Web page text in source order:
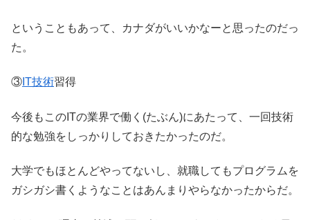
ということもあって、カナダがいいかなーと思ったのだっ
た。
③ IT技術習得
今後もこのITの業界で働く(たぶん)にあたって、一回技術
的な勉強をしっかりしておきたかったのだ。
大学でもほとんどやってないし、就職してもプログラムを
ガシガシ書くようなことはあんまりやらなかったからだ。